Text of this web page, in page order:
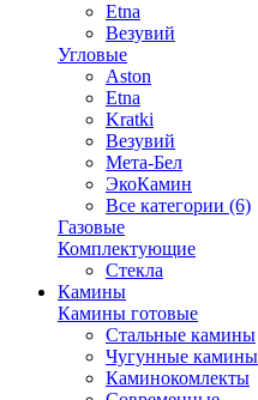
Etna
Везувий
Угловые
Aston
Etna
Kratki
Везувий
Мета-Бел
ЭкоКамин
Все категории (6)
Газовые
Комплектующие
Стекла
Камины
Камины готовые
Стальные камины
Чугунные камины
Каминокомлекты